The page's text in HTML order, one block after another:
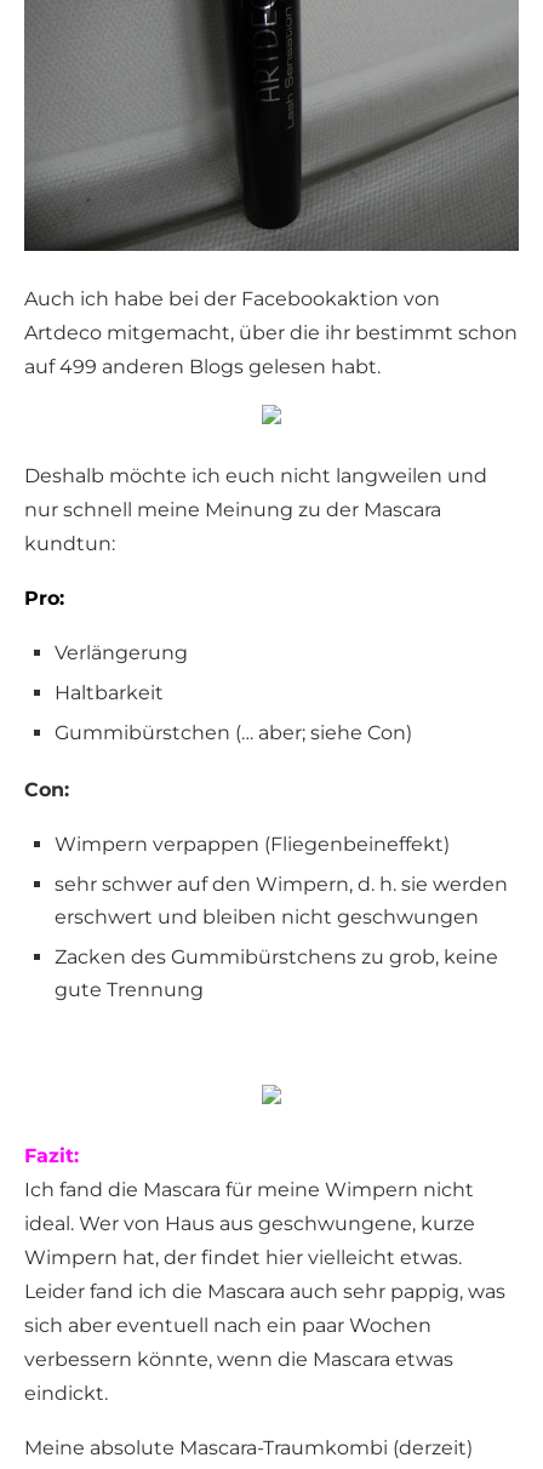
Auch ich habe bei der Facebookaktion von
Artdeco mitgemacht, über die ihr bestimmt schon
auf 499 anderen Blogs gelesen habt.
Deshalb möchte ich euch nicht langweilen und
nur schnell meine Meinung zu der Mascara
kundtun:
Pro:
Verlängerung
Haltbarkeit
Gummibürstchen (… aber; siehe Con)
Con:
Wimpern verpappen (Fliegenbeineffekt)
sehr schwer auf den Wimpern, d. h. sie werden
erschwert und bleiben nicht geschwungen
Zacken des Gummibürstchens zu grob, keine
gute Trennung
Fazit:
Ich fand die Mascara für meine Wimpern nicht
ideal. Wer von Haus aus geschwungene, kurze
Wimpern hat, der findet hier vielleicht etwas.
Leider fand ich die Mascara auch sehr pappig, was
sich aber eventuell nach ein paar Wochen
verbessern könnte, wenn die Mascara etwas
eindickt.
Meine absolute Mascara-Traumkombi (derzeit)